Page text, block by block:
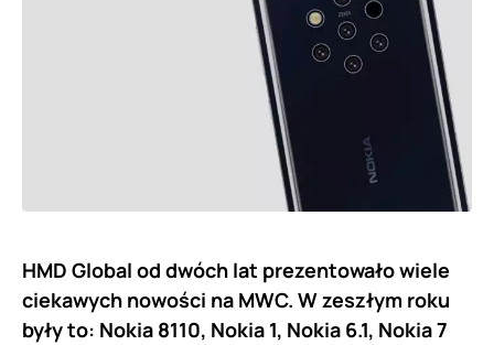
HMD Global od dwóch lat prezentowało wiele
ciekawych nowości na MWC. W zeszłym roku
były to: Nokia 8110, Nokia 1, Nokia 6.1, Nokia 7